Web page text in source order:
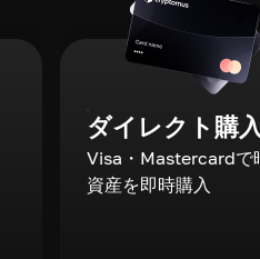
ダイレクト購
Visa・Mastercardで
資産を即時購入